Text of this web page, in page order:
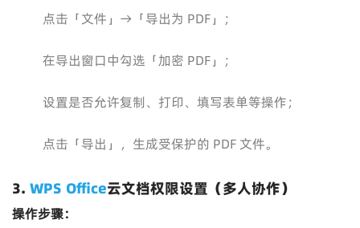
点击「文件」→「导出为 PDF」；
在导出窗口中勾选「加密 PDF」；
设置是否允许复制、打印、填写表单等操作；
点击「导出」，生成受保护的 PDF 文件。
3. WPS Office云文档权限设置（多人协作）
操作步骤：